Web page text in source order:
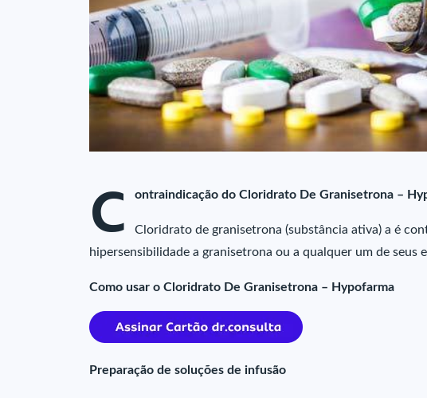
C ontraindicação do Cloridrato De Granisetrona –
Cloridrato de granisetrona (substância ativa) a é
hipersensibilidade a granisetrona ou a qualquer um de seus
Como usar o Cloridrato De Granisetrona – Hypofarma
Preparação de soluções de infusão